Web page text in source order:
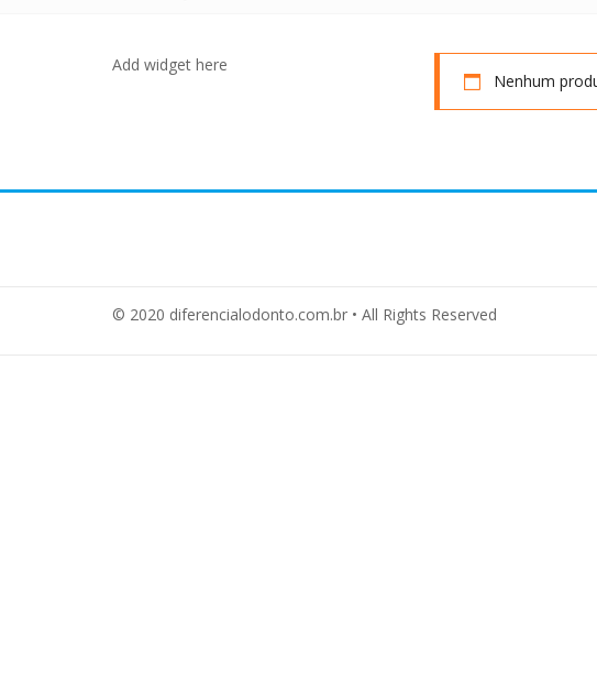
Nenhum
Add widget here
© 2020 diferencialodonto.com.br • All Rights Reserved